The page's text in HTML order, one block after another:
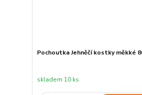
Pochoutka Jehněčí kostky měkké
skladem 10 ks